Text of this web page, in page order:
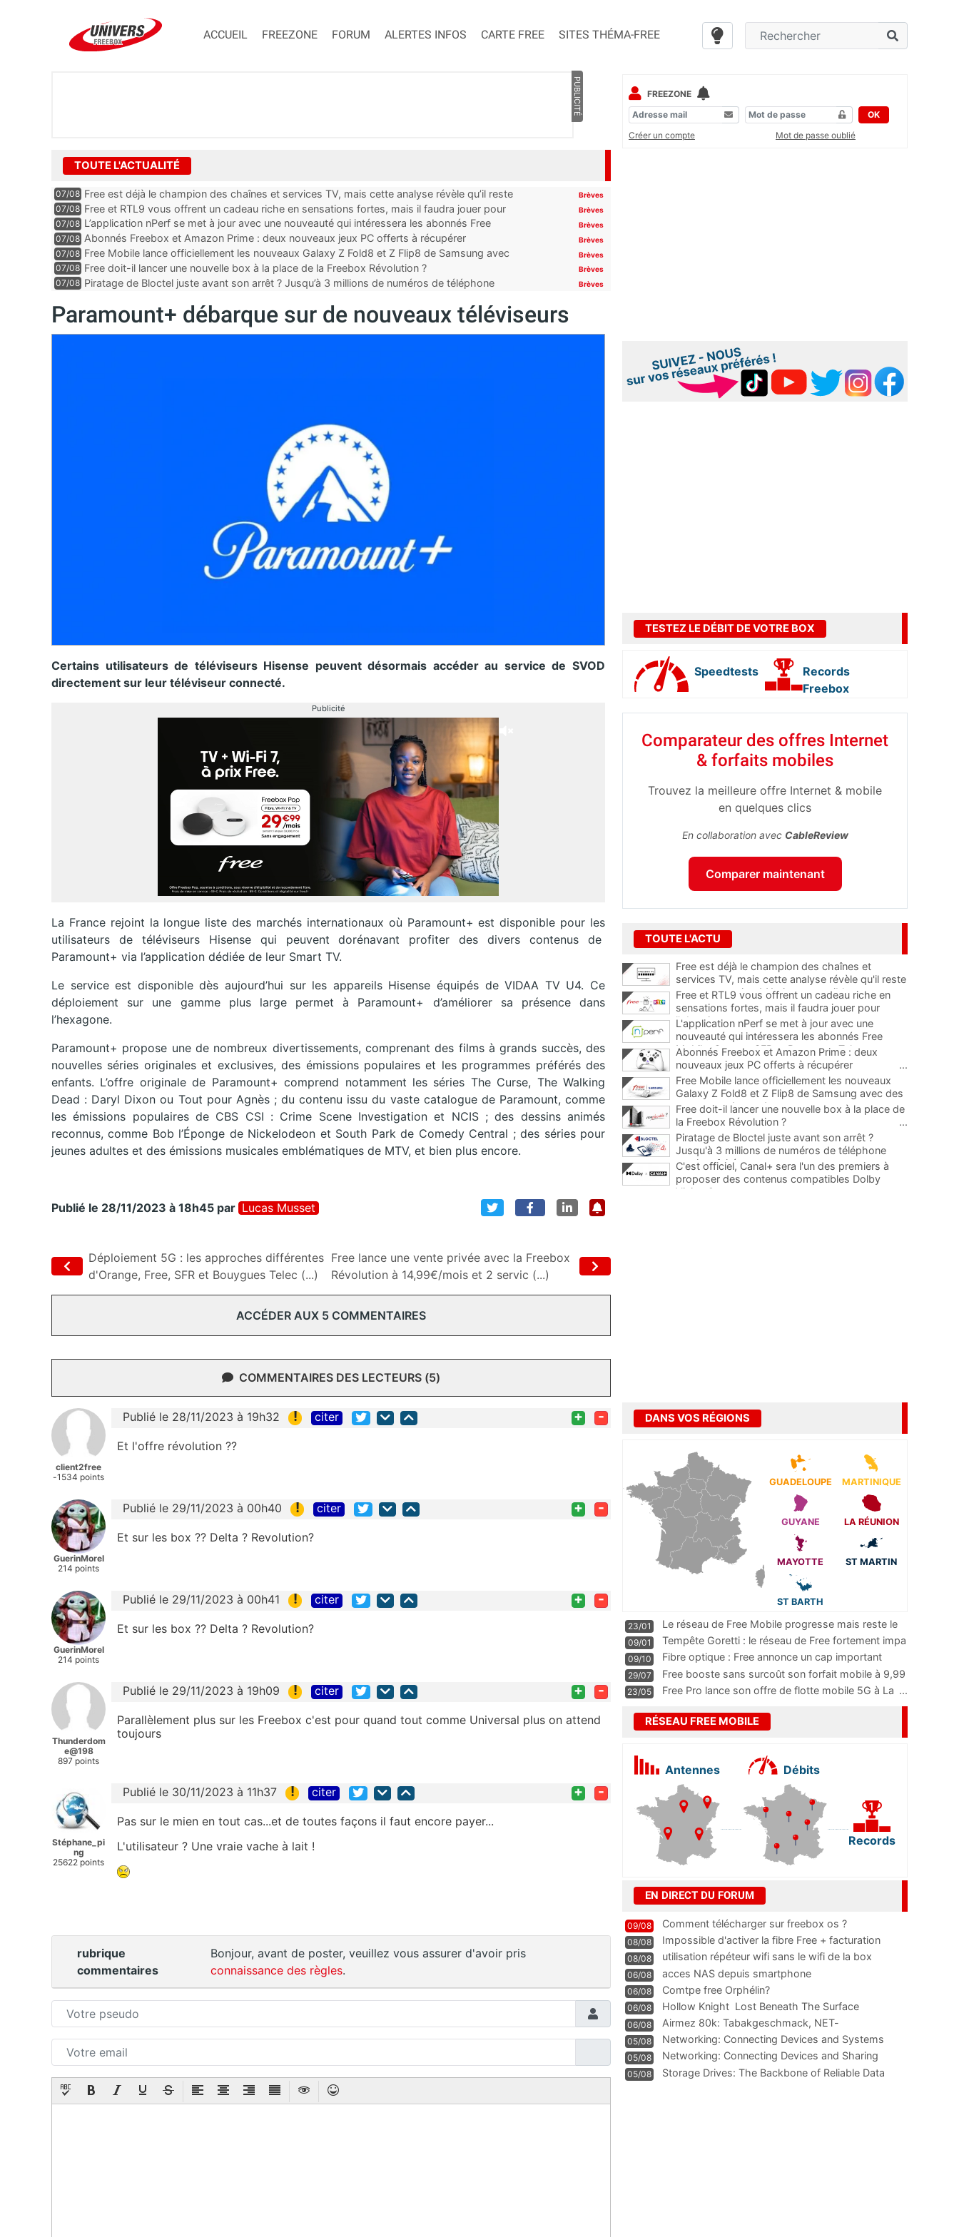
ACCUEIL FREEZONE FORUM ALERTES INFOS CARTE FREE SITES THÉMA-FREE
PUBLICITÉ
TOUTE L'ACTUALITÉ
07/08 Free est déjà le champion des chaînes et services TV, mais cette analyse révèle qu’il reste
encore au moin...
Brèves
07/08 Free et RTL9 vous offrent un cadeau riche en sensations fortes, mais il faudra jouer pour
l’obtenir
Brèves
07/08 L’application nPerf se met à jour avec une nouveauté qui intéressera les abonnés Free
Mobile, Orange, SFR ...
Brèves
07/08 Abonnés Freebox et Amazon Prime : deux nouveaux jeux PC offerts à récupérer Brèves
07/08 Free Mobile lance officiellement les nouveaux Galaxy Z Fold8 et Z Flip8 de Samsung avec
des promos et des cadeaux
Brèves
07/08 Free doit-il lancer une nouvelle box à la place de la Freebox Révolution ? Brèves
07/08 Piratage de Bloctel juste avant son arrêt ? Jusqu’à 3 millions de numéros de téléphone
Brèves
Paramount+ débarque sur de nouveaux téléviseurs
Certains utilisateurs de téléviseurs Hisense peuvent désormais accéder au service de SVOD
directement sur leur téléviseur connecté.
Publicité
La France rejoint la longue liste des marchés internationaux où Paramount+ est disponible pour les
utilisateurs de téléviseurs Hisense qui peuvent dorénavant profiter des divers contenus de
Paramount+ via l’application dédiée de leur Smart TV.
Le service est disponible dès aujourd’hui sur les appareils Hisense équipés de VIDAA TV U4. Ce
déploiement sur une gamme plus large permet à Paramount+ d’améliorer sa présence dans
l’hexagone.
Paramount+ propose une de nombreux divertissements, comprenant des films à grands succès, des
nouvelles séries originales et exclusives, des émissions populaires et les programmes préférés des
enfants. L’offre originale de Paramount+ comprend notamment les séries The Curse, The Walking
Dead : Daryl Dixon ou Tout pour Agnès ; du contenu issu du vaste catalogue de Paramount, comme
les émissions populaires de CBS CSI : Crime Scene Investigation et NCIS ; des dessins animés
reconnus, comme Bob l’Éponge de Nickelodeon et South Park de Comedy Central ; des séries pour
jeunes adultes et des émissions musicales emblématiques de MTV, et bien plus encore.
Publié le 28/11/2023 à 18h45 par Lucas Musset
Déploiement 5G : les approches différentes
d'Orange, Free, SFR et Bouygues Telec (...)
Free lance une vente privée avec la Freebox
Révolution à 14,99€/mois et 2 servic (...)
ACCÉDER AUX 5 COMMENTAIRES
COMMENTAIRES DES LECTEURS (5)
client2free
-1534 points
Publié le 28/11/2023 à 19h32 ! citer + -
Et l'offre révolution ??
GuerinMorel
214 points
Publié le 29/11/2023 à 00h40 ! citer + -
Et sur les box ?? Delta ? Revolution?
GuerinMorel
214 points
Publié le 29/11/2023 à 00h41 ! citer + -
Et sur les box ?? Delta ? Revolution?
Thunderdom
e@198
897 points
Publié le 29/11/2023 à 19h09 ! citer + -
Parallèlement plus sur les Freebox c'est pour quand tout comme Universal plus on attend
toujours
Stéphane_pi
ng
25622 points
Publié le 30/11/2023 à 11h37 ! citer + -
Pas sur le mien en tout cas...et de toutes façons il faut encore payer...
L'utilisateur ? Une vraie vache à lait !
rubrique
commentaires
Bonjour, avant de poster, veuillez vous assurer d'avoir pris
connaissance des règles.
FREEZONE
OK
Créer un compte
Mot de passe oublié
TESTEZ LE DÉBIT DE VOTRE BOX
Speedtests
Records
Freebox
Comparateur des offres Internet
& forfaits mobiles
Trouvez la meilleure offre Internet & mobile
en quelques clics
En collaboration avec CableReview
Comparer maintenant
TOUTE L'ACTU
Free est déjà le champion des chaînes et
services TV, mais cette analyse révèle qu'il reste
encore au moins 141 ajouts possibles
Free et RTL9 vous offrent un cadeau riche en
sensations fortes, mais il faudra jouer pour
l'obtenir
L'application nPerf se met à jour avec une
nouveauté qui intéressera les abonnés Free
Mobile, Orange, SFR et Bouygues Telecom
Abonnés Freebox et Amazon Prime : deux
nouveaux jeux PC offerts à récupérer
...
Free Mobile lance officiellement les nouveaux
Galaxy Z Fold8 et Z Flip8 de Samsung avec des
promos et des cadeaux
...
Free doit-il lancer une nouvelle box à la place de
la Freebox Révolution ?
...
Piratage de Bloctel juste avant son arrêt ?
Jusqu'à 3 millions de numéros de téléphone
auraient fuité
C'est officiel, Canal+ sera l'un des premiers à
proposer des contenus compatibles Dolby
Vision 2
DANS VOS RÉGIONS
GUADELOUPE MARTINIQUE
GUYANE LA RÉUNION
MAYOTTE ST MARTIN
ST BARTH
23/01
Le réseau de Free Mobile progresse mais reste le
m
...
09/01
Tempête Goretti : le réseau de Free fortement impa
09/10
Fibre optique : Free annonce un cap important
pass
...
29/07
Free booste sans surcoût son forfait mobile à 9,99
23/05 Free Pro lance son offre de flotte mobile 5G à La ...
RÉSEAU FREE MOBILE
Antennes Débits
Records
EN DIRECT DU FORUM
09/08 Comment télécharger sur freebox os ?
08/08
Impossible d'activer la fibre Free + facturation
résiliation
08/08 utilisation répéteur wifi sans le wifi de la box
06/08 acces NAS depuis smartphone
06/08 Comtpe free Orphélin?
06/08 Hollow Knight  Lost Beneath The Surface
06/08
Airmez 80k: Tabakgeschmack, NET-
Technologie und Leistung im
05/08 Networking: Connecting Devices and Systems
05/08
Networking: Connecting Devices and Sharing
Information
05/08
Storage Drives: The Backbone of Reliable Data